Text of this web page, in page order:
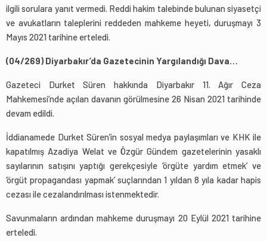
ilgili sorulara yanıt vermedi. Reddi hakim talebinde bulunan siyasetçi
ve avukatların taleplerini reddeden mahkeme heyeti, duruşmayı 3
Mayıs 2021 tarihine erteledi.
(04/269) Diyarbakır’da Gazetecinin Yargılandığı Dava…
Gazeteci Durket Süren hakkında Diyarbakır 11. Ağır Ceza
Mahkemesi’nde açılan davanın görülmesine 26 Nisan 2021 tarihinde
devam edildi.
İddianamede Durket Süren’in sosyal medya paylaşımları ve KHK ile
kapatılmış Azadiya Welat ve Özgür Gündem gazetelerinin yasaklı
sayılarının satışını yaptığı gerekçesiyle ‘örgüte yardım etmek’ ve
‘örgüt propagandası yapmak’ suçlarından 1 yıldan 8 yıla kadar hapis
cezası ile cezalandırılması istenmektedir.
Savunmaların ardından mahkeme duruşmayı 20 Eylül 2021 tarihine
erteledi.